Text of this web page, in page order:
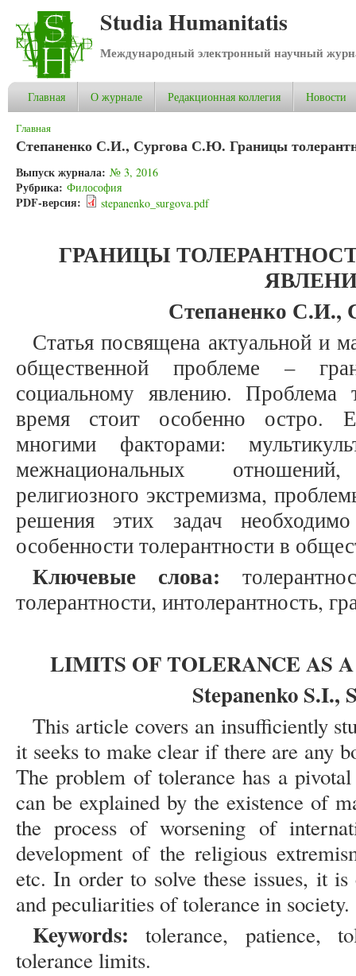
Studia Humanitatis
Международный электронный научный
Главная О журнале Редакционная коллегия Новости
Вы здесь
Главная
Степаненко С.И., Сургова С.Ю. Границы
Выпуск журнала: № 3, 2016
Рубрика: Философия
PDF-версия: stepanenko_surgova.pdf
ГРАНИЦЫ
Степаненко С.И.,
Статья посвящена актуальной и
общественной проблеме –
социальному явлению. Проблема
время стоит особенно остро.
многими факторами:
межнациональных
религиозного экстремизма,
решения этих задач
особенности толерантности в
Ключевые слова:
толерантности, интолерантность,
LIMITS OF TOLERANCE AS
Stepanenko S.I.,
This article covers an insufficiently
it seeks to make clear if there are any
The problem of tolerance has a
can be explained by the existence of
the process of worsening of
development of the religious
etc. In order to solve these issues, it
and peculiarities of tolerance in society.
Keywords: tolerance, patience,
tolerance limits.